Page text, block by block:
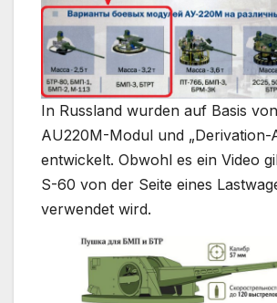
In Russland wurden auf Basis
AU220M-Modul und „Derivation-
entwickelt. Obwohl es ein Video
S-60 von der Seite eines
verwendet wird.